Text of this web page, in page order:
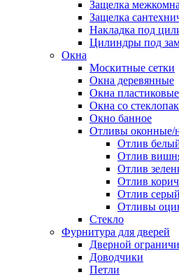
Защелка
Защелка
Накладка под
Цилиндры под
Окна
Москитные сетки
Окна деревянные
Окна
Окна со
Окно банное
Отливы оконные/
Отлив
Отлив
Отлив
Отлив
Отлив серый
Отливы
Стекло
Фурнитура для дверей
Дверной
Доводчики
Петли